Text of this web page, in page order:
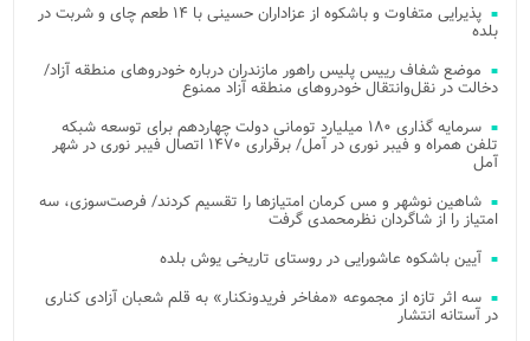
پذیرایی متفاوت و باشکوه از عزاداران حسینی با ۱۴ طعم چای و شربت در
بلده
موضع شفاف رییس پلیس راهور مازندران درباره خودروهای منطقه آزاد/
دخالت در نقل‌وانتقال خودروهای منطقه آزاد ممنوع
سرمایه گذاری ۱۸۰ میلیارد تومانی دولت چهاردهم برای توسعه شبکه
تلفن همراه و فیبر نوری در آمل/ برقراری ۱۴۷۰ اتصال فیبر نوری در شهر
آمل
شاهین نوشهر و مس کرمان امتیازها را تقسیم کردند/ فرصت‌سوزی، سه
امتیاز را از شاگردان نظرمحمدی گرفت
آیین باشکوه عاشورایی در روستای تاریخی یوش بلده
سه اثر تازه از مجموعه «مفاخر فریدونکنار» به قلم شعبان آزادی کناری
در آستانه انتشار